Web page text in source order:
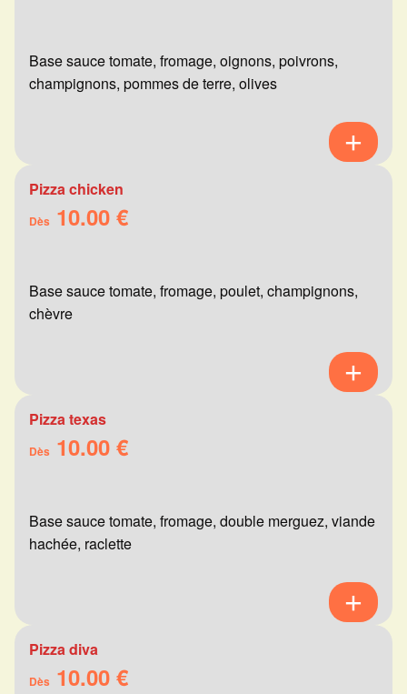
Base sauce tomate, fromage, oignons, poivrons,
champignons, pommes de terre, olives
Pizza chicken
Dès 10.00 €
Base sauce tomate, fromage, poulet, champignons,
chèvre
Pizza texas
Dès 10.00 €
Base sauce tomate, fromage, double merguez, viande
hachée, raclette
Pizza diva
Dès 10.00 €